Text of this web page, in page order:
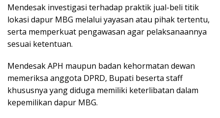
Mendesak investigasi terhadap praktik jual-beli titik
lokasi dapur MBG melalui yayasan atau pihak tertentu,
serta memperkuat pengawasan agar pelaksanaannya
sesuai ketentuan.
Mendesak APH maupun badan kehormatan dewan
memeriksa anggota DPRD, Bupati beserta staff
khususnya yang diduga memiliki keterlibatan dalam
kepemilikan dapur MBG.